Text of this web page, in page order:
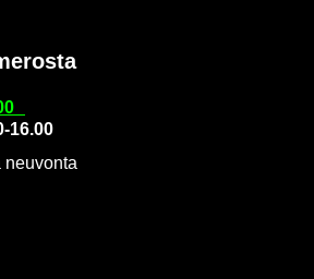
16.00
neu­von­ta